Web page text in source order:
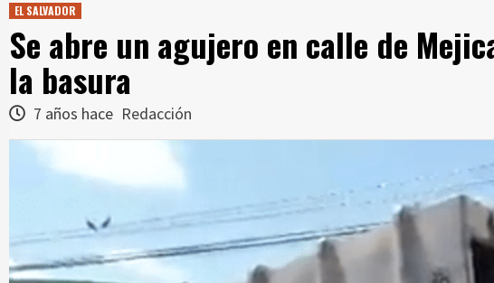
EL SALVADOR
Se abre un agujero en calle de
la basura
7 años hace Redacción